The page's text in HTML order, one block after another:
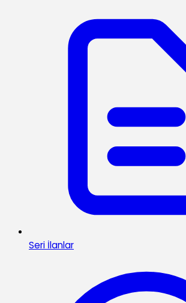
Seri İlanlar